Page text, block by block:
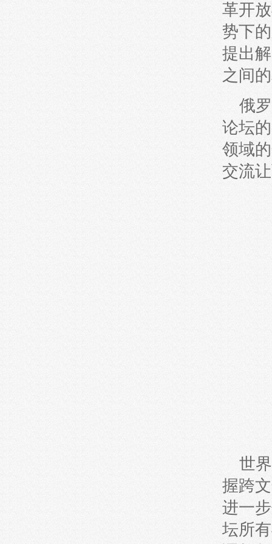
革开
势下
提出
之间
俄
论坛
领域
交流
世
握跨
进一
坛所